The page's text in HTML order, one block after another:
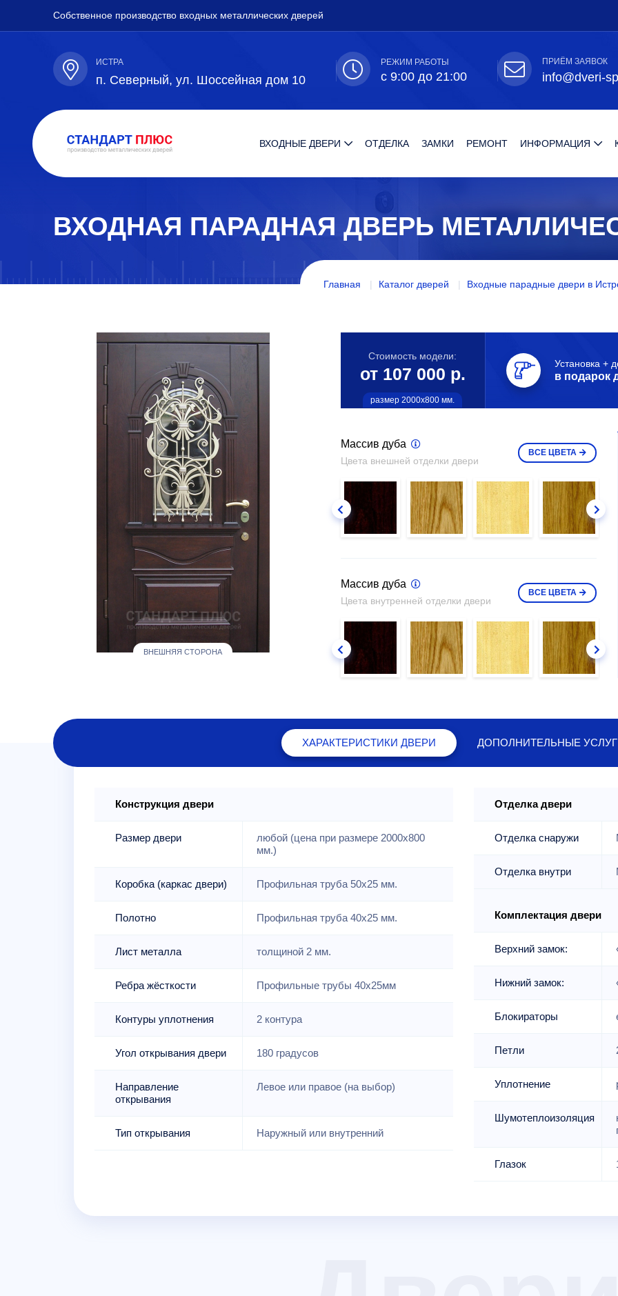
Собственное производство входных металлических дверей
ИСТРА
п. Северный, ул. Шоссейная дом 10
РЕЖИМ РАБОТЫ
с 9:00 до 21:00
ПРИЁМ ЗАЯВОК
info@dveri-
ВХОДНЫЕ ДВЕРИ ОТДЕЛКА ЗАМКИ РЕМОНТ ИНФОРМАЦИЯ
ВХОДНАЯ ПАРАДНАЯ ДВЕРЬ
Главная Каталог дверей Входные парадные двери в
ВНЕШНЯЯ СТОРОНА
Стоимость модели:
от 107 000 р.
размер 2000х800 мм.
Установка +
в подарок
Массив дуба
Цвета внешней отделки двери
ВСЕ ЦВЕТА
Массив дуба
Цвета внутренней отделки двери
ВСЕ ЦВЕТА
ХАРАКТЕРИСТИКИ ДВЕРИ ДОПОЛНИТЕЛЬНЫЕ
Конструкция двери
Размер двери
любой (цена при размере 2000x800
мм.)
Коробка (каркас двери) Профильная труба 50х25 мм.
Полотно Профильная труба 40х25 мм.
Лист металла толщиной 2 мм.
Ребра жёсткости Профильные трубы 40х25мм
Контуры уплотнения 2 контура
Угол открывания двери 180 градусов
Направление
открывания
Левое или правое (на выбор)
Тип открывания Наружный или внутренний
Отделка двери
Отделка снаружи
Отделка внутри
Комплектация двери
Верхний замок:
Нижний замок:
Блокираторы
Петли
Уплотнение
Шумотеплоизоляция
Глазок